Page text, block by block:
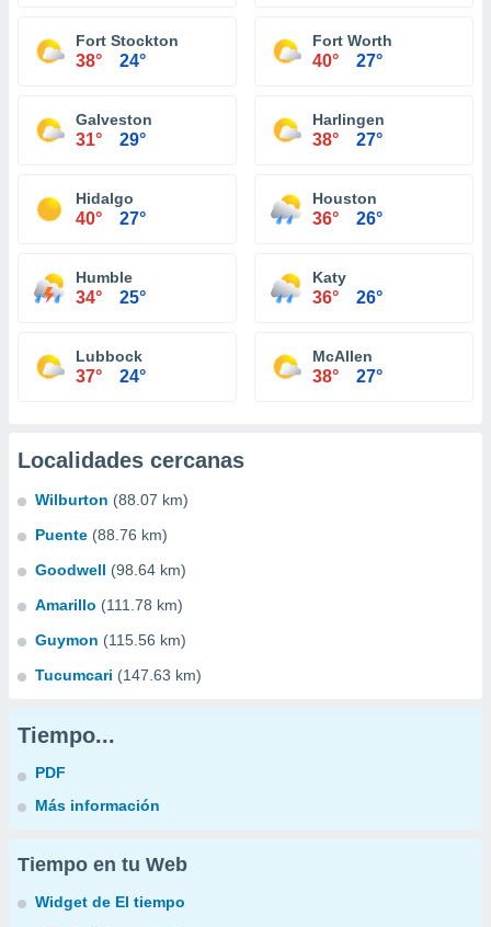
Fort Stockton
38° 24°
Fort Worth
40° 27°
Galveston
31° 29°
Harlingen
38° 27°
Hidalgo
40° 27°
Houston
36° 26°
Humble
34° 25°
Katy
36° 26°
Lubbock
37° 24°
McAllen
38° 27°
Localidades cercanas
Wilburton (88.07 km)
Puente (88.76 km)
Goodwell (98.64 km)
Amarillo (111.78 km)
Guymon (115.56 km)
Tucumcari (147.63 km)
Tiempo...
PDF
Más información
Tiempo en tu Web
Widget de El tiempo